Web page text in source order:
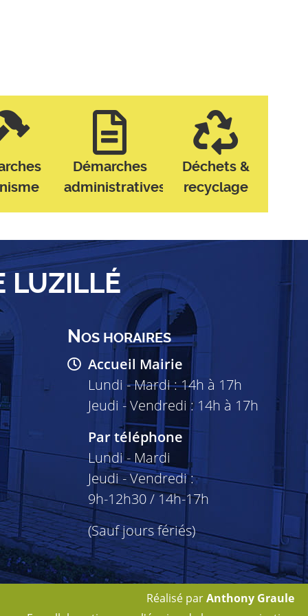
Démarches
administratives
Déchets &
recyclage
LUZILLÉ
NOS HORAIRES
Accueil Mairie
Lundi - Mardi : 14h à 17h
Jeudi - Vendredi : 14h à 17h
Par téléphone
Lundi - Mardi
Jeudi - Vendredi :
9h-12h30 / 14h-17h
(Sauf jours fériés)
Réalisé parAnthony Graule